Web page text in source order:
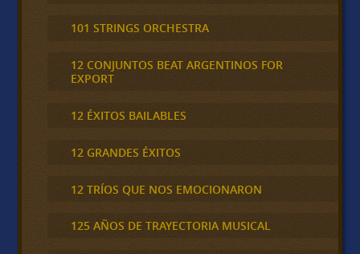
101 STRINGS ORCHESTRA
12 CONJUNTOS BEAT ARGENTINOS FOR
EXPORT
12 ÉXITOS BAILABLES
12 GRANDES ÉXITOS
12 TRÍOS QUE NOS EMOCIONARON
125 AÑOS DE TRAYECTORIA MUSICAL